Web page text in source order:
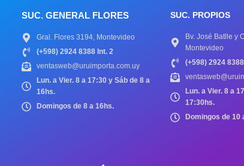
SUC. GENERAL FLORES
Gral. Flores 3194, Montevideo
(+598) 2924 8388 Int. 2
ventasweb@uruimporta.com.uy
Lun. a Vier. 8 a 17:30 y Sáb de 8 a
16hs.
Domingos de 8 a 16hs.
SUC. PROPIOS
Bv. José Batlle y
Montevideo
(+598) 2924
Lun. a Vier. 8 a
17:30hs.
Domingos de 10